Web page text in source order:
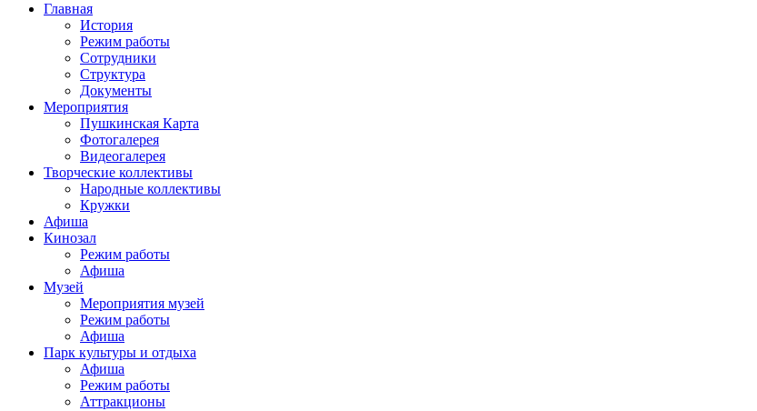
Главная
История
Режим работы
Сотрудники
Структура
Документы
Мероприятия
Пушкинская Карта
Фотогалерея
Видеогалерея
Творческие коллективы
Народные коллективы
Кружки
Афиша
Кинозал
Режим работы
Афиша
Музей
Мероприятия музей
Режим работы
Афиша
Парк культуры и отдыха
Афиша
Режим работы
Аттракционы